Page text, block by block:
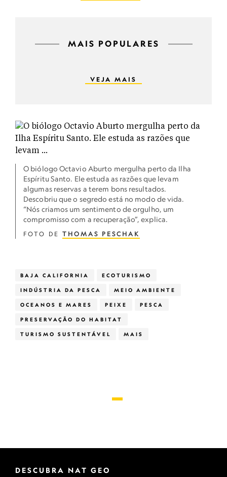
MAIS POPULARES
VEJA MAIS
O biólogo Octavio Aburto mergulha perto da Ilha
Espíritu Santo. Ele estuda as razões que levam
algumas reservas a terem bons resultados.
Descobriu que o segredo está no modo de vida.
“Nós criamos um sentimento de orgulho, um
compromisso com a recuperação”, explica.
FOTO DE THOMAS PESCHAK
BAJA CALIFORNIA ECOTURISMO
INDÚSTRIA DA PESCA MEIO AMBIENTE
OCEANOS E MARES PEIXE PESCA
PRESERVAÇÃO DO HABITAT
TURISMO SUSTENTÁVEL MAIS
DESCUBRA NAT GEO